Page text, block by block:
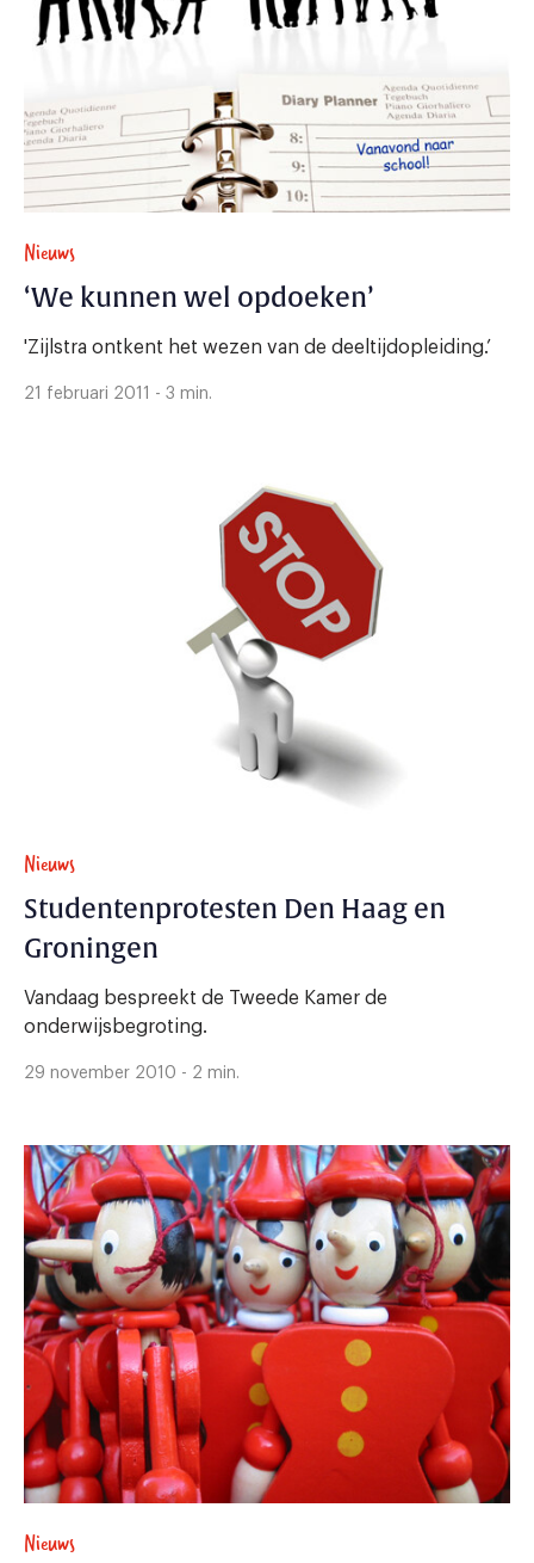
Nieuws
‘We kunnen wel opdoeken’
'Zijlstra ontkent het wezen van de deeltijdopleiding.’
21 februari 2011 - 3 min.
Nieuws
Studentenprotesten Den Haag en
Groningen
Vandaag bespreekt de Tweede Kamer de
onderwijsbegroting.
29 november 2010 - 2 min.
Nieuws